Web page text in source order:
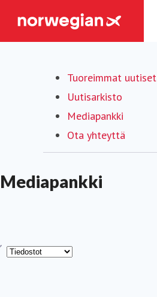
Tuoreimmat uutiset
Uutisarkisto
Mediapankki
Ota yhteyttä
Mediapankki